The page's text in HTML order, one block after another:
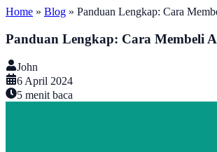
Home » Blog » Panduan Lengkap: Cara
Panduan Lengkap: Cara Membeli
John
6 April 2024
5 menit baca